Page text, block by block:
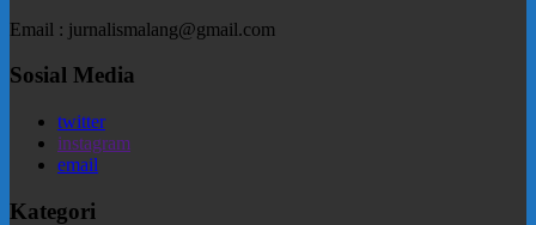
Email : jurnalismalang@gmail.com
Sosial Media
twitter
instagram
email
Kategori